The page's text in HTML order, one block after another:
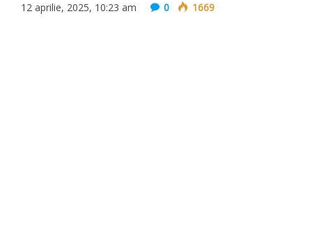
12 aprilie, 2025, 10:23 am 0 1669